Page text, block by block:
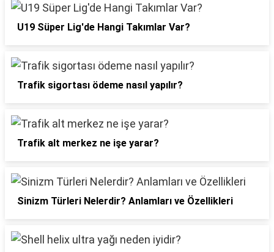
U19 Süper Lig'de Hangi Takımlar Var?
Trafik sigortası ödeme nasıl yapılır?
Trafik alt merkez ne işe yarar?
Sinizm Türleri Nelerdir? Anlamları ve Özellikleri